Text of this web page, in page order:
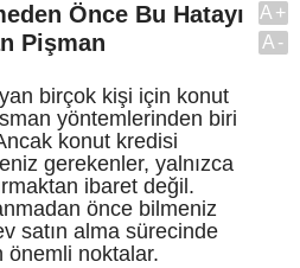
Önce Bu Hatayı
Pişman
birçok kişi için konut
yöntemlerinden biri
konut kredisi
gerekenler, yalnızca
ibaret değil.
önce bilmeniz
satın alma sürecinde
önemli noktalar.
A+
A-